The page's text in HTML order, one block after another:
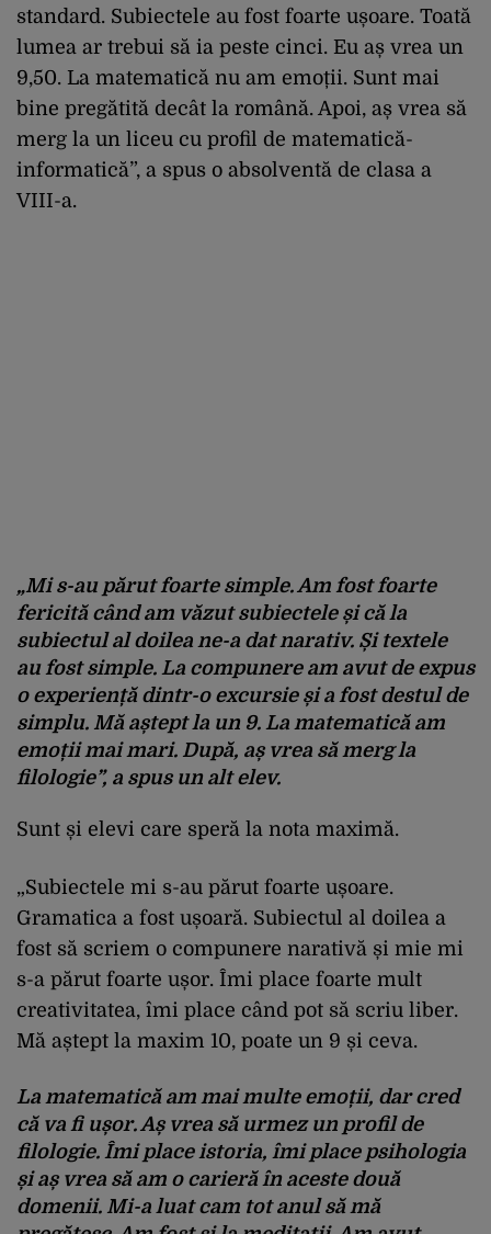
standard. Subiectele au fost foarte ușoare. Toată
lumea ar trebui să ia peste cinci. Eu aș vrea un
9,50. La matematică nu am emoții. Sunt mai
bine pregătită decât la română. Apoi, aș vrea să
merg la un liceu cu profil de matematică-
informatică”, a spus o absolventă de clasa a
VIII-a.
„Mi s-au părut foarte simple. Am fost foarte
fericită când am văzut subiectele și că la
subiectul al doilea ne-a dat narativ. Și textele
au fost simple. La compunere am avut de expus
o experiență dintr-o excursie și a fost destul de
simplu. Mă aștept la un 9. La matematică am
emoții mai mari. După, aș vrea să merg la
filologie”, a spus un alt elev.
Sunt și elevi care speră la nota maximă.
„Subiectele mi s-au părut foarte ușoare.
Gramatica a fost ușoară. Subiectul al doilea a
fost să scriem o compunere narativă și mie mi
s-a părut foarte ușor. Îmi place foarte mult
creativitatea, îmi place când pot să scriu liber.
Mă aștept la maxim 10, poate un 9 și ceva.
La matematică am mai multe emoții, dar cred
că va fi ușor. Aș vrea să urmez un profil de
filologie. Îmi place istoria, îmi place psihologia
și aș vrea să am o carieră în aceste două
domenii. Mi-a luat cam tot anul să mă